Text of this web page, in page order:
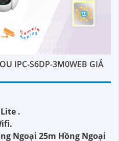
IPC-S6DP-3M0WEB GIÁ
.
Ngoại 25m Hồng Ngoại